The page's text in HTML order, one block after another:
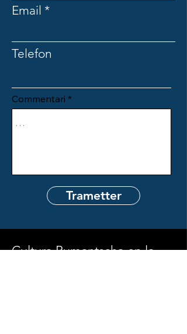
Email
Telefon
Commentari
Trametter
Cultura Rumantscha en la